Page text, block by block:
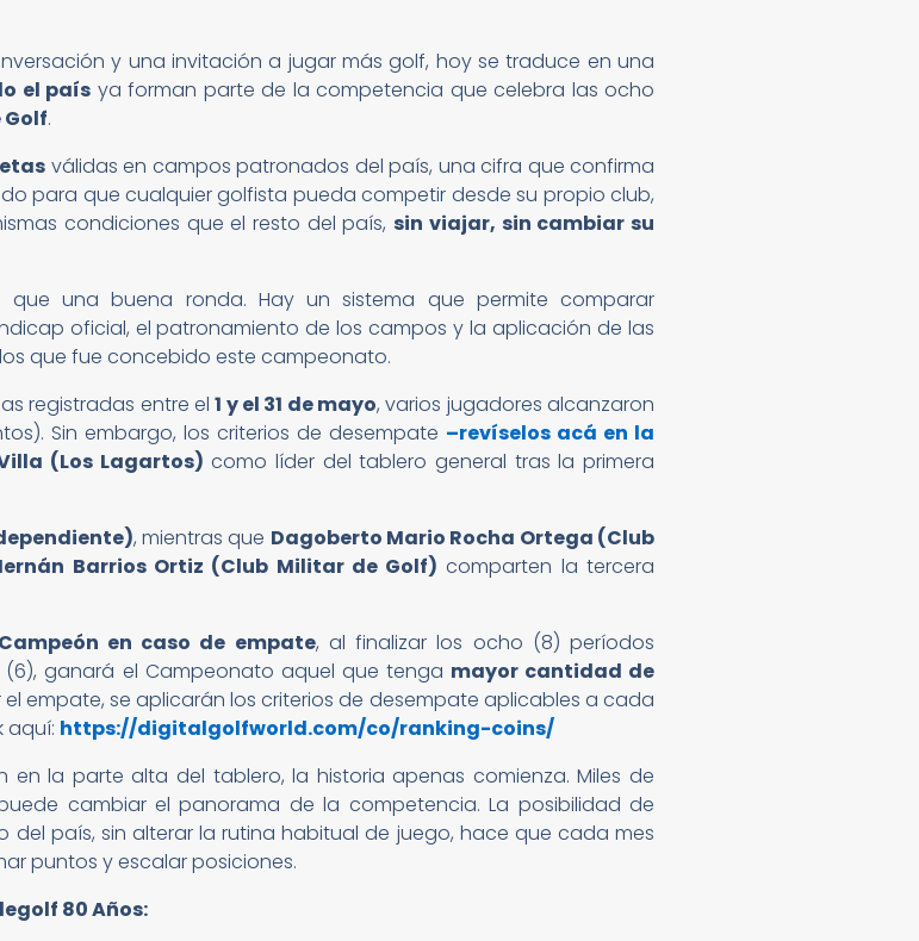
y una invitación a jugar más golf, hoy se traduce en una
el país ya forman parte de la competencia que celebra las ocho
.
válidas en campos patronados del país, una cifra que confirma
para que cualquier golfista pueda competir desde su propio club,
condiciones que el resto del país, sin viajar, sin cambiar su
una buena ronda. Hay un sistema que permite comparar
oficial, el patronamiento de los campos y la aplicación de las
que fue concebido este campeonato.
registradas entre el1 y el 31 de mayo, varios jugadores alcanzaron
Sin embargo, los criterios de desempate –revíselos acá en la
(Los Lagartos) como líder del tablero general tras la primera
, mientras que Dagoberto Mario Rocha Ortega (Club
Barrios Ortiz (Club Militar de Golf) comparten la tercera
en caso de empate, al finalizar los ocho (8) períodos
ganará el Campeonato aquel que tenga mayor cantidad de
el empate, se aplicarán los criterios de desempate aplicables a cada
aquí: https://digitalgolfworld.com/co/ranking-coins/
la parte alta del tablero, la historia apenas comienza. Miles de
cambiar el panorama de la competencia. La posibilidad de
país, sin alterar la rutina habitual de juego, hace que cada mes
puntos y escalar posiciones.
80 Años: